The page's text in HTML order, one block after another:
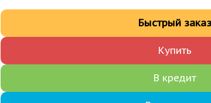
Купить
Быстрый заказ
В кредит